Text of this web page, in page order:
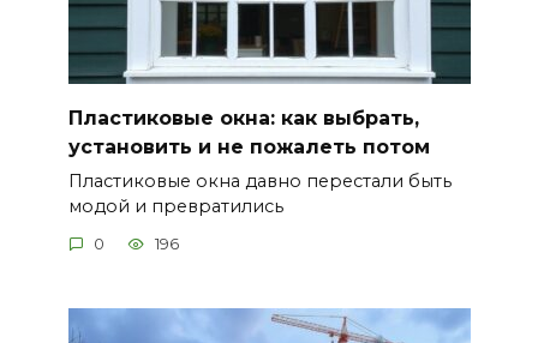
Пластиковые окна: как выбрать,
установить и не пожалеть потом
Пластиковые окна давно перестали быть
модой и превратились
0 196